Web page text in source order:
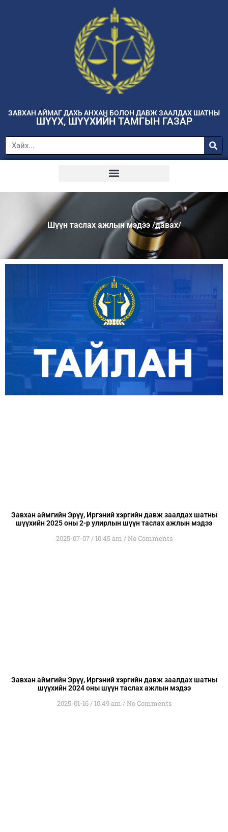
ЗАВХАН АЙМАГ ДАХЬ АНХАН БОЛОН ДАВЖ ЗААЛДАХ ШАТНЫ
ШҮҮХ, ШҮҮХИЙН ТАМГЫН ГАЗАР
Шүүн таслах ажлын мэдээ /давах/
Завхан аймгийн Эрүү, Иргэний хэргийн давж заалдах шатны
шүүхийн 2025 оны 2-р улирлын шүүн таслах ажлын мэдээ
2025-07-07 10:45 am No Comments
Завхан аймгийн Эрүү, Иргэний хэргийн давж заалдах шатны
шүүхийн 2024 оны шүүн таслах ажлын мэдээ
2025-01-16 10:49 am No Comments